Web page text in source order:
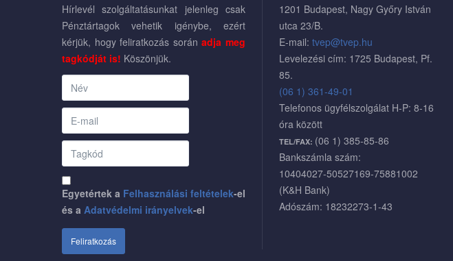
Hírlevél szolgáltatásunkat jelenleg csak
Pénztártagok vehetik igénybe, ezért
kérjük, hogy feliratkozás során adja meg
tagkódját is! Köszönjük.
Egyetértek a Felhasználási feltételek-el
és a Adatvédelmi irányelvek-el
1201 Budapest, Nagy Győry István
utca 23/B.
E-mail: tvep@tvep.hu
Levelezési cím: 1725 Budapest, Pf.
85.
(06 1) 361-49-01
Telefonos ügyfélszolgálat H-P: 8-16
óra között
TEL/FAX: (06 1) 385-85-86
Bankszámla szám:
10404027-50527169-75881002
(K&H Bank)
Adószám: 18232273-1-43